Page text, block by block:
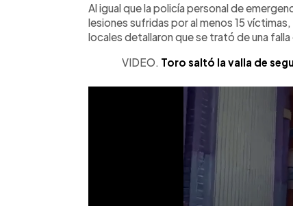
Al igual que la policía personal de
lesiones sufridas por al menos 15
locales detallaron que se trató de una
VIDEO. Toro saltó la valla de